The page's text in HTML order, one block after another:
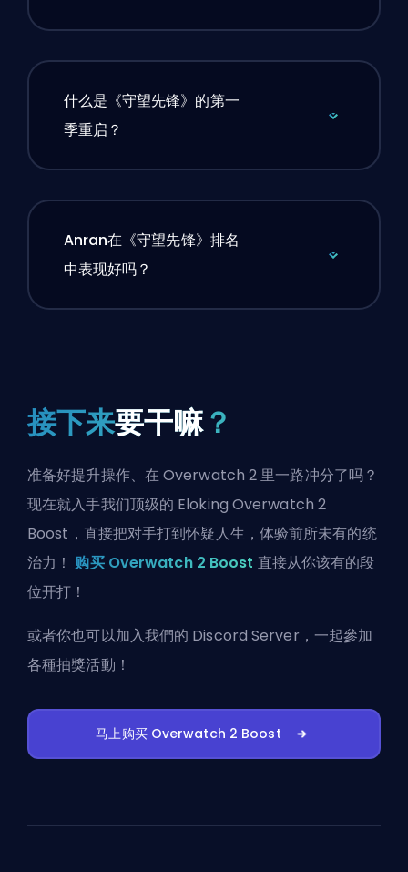
什么是《守望先锋》的第一
季重启？
Anran在《守望先锋》排名
中表现好吗？
接下来要干嘛？
准备好提升操作、在 Overwatch 2 里一路冲分了吗？
现在就入手我们顶级的 Eloking Overwatch 2
Boost，直接把对手打到怀疑人生，体验前所未有的统
治力！购买 Overwatch 2 Boost 直接从你该有的段
位开打！
或者你也可以加入我們的 Discord Server ，一起參加
各種抽獎活動！
马上购买 Overwatch 2 Boost